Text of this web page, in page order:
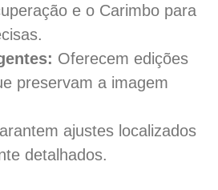
e o Carimbo para
Oferecem edições
preservam a imagem
ajustes localizados
detalhados.